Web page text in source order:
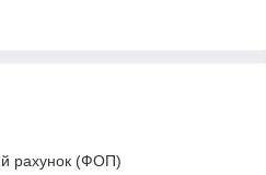
рахунок (ФОП)